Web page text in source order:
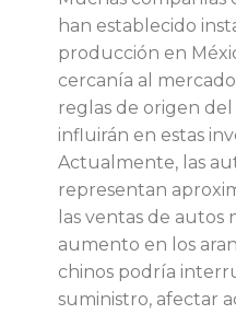
han establecido
producción en
cercanía al
reglas de origen del
influirán en estas
Actualmente, las
representan
las ventas de autos
aumento en los
chinos podría
suministro, afectar